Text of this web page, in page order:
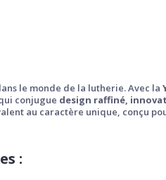
le monde de la lutherie. Avec la
conjugue design raffiné,
au caractère unique, conçu
: